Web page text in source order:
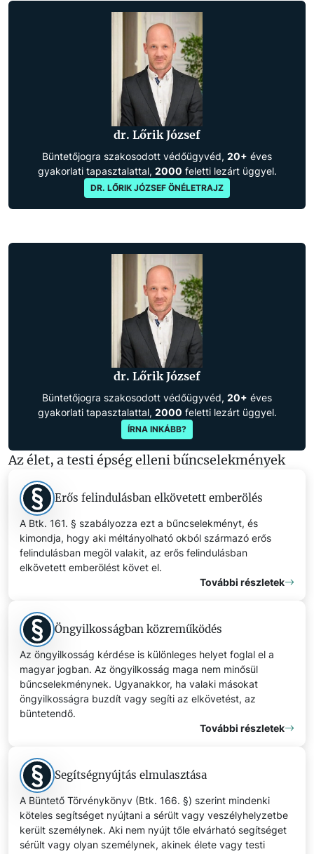
dr. Lőrik József
Büntetőjogra szakosodott védőügyvéd, 20+ éves
gyakorlati tapasztalattal, 2000 feletti lezárt üggyel.
DR. LŐRIK JÓZSEF ÖNÉLETRAJZ
dr. Lőrik József
Büntetőjogra szakosodott védőügyvéd, 20+ éves
gyakorlati tapasztalattal, 2000 feletti lezárt üggyel.
ÍRNA INKÁBB?
Az élet, a testi épség elleni bűncselekmények
Erős felindulásban elkövetett emberölés
A Btk. 161. § szabályozza ezt a bűncselekményt, és
kimondja, hogy aki méltányolható okból származó erős
felindulásban megöl valakit, az erős felindulásban
elkövetett emberölést követ el.
További részletek
Öngyilkosságban közreműködés
Az öngyilkosság kérdése is különleges helyet foglal el a
magyar jogban. Az öngyilkosság maga nem minősül
bűncselekménynek. Ugyanakkor, ha valaki másokat
öngyilkosságra buzdít vagy segíti az elkövetést, az
büntetendő.
További részletek
Segítségnyújtás elmulasztása
A Büntető Törvénykönyv (Btk. 166. §) szerint mindenki
köteles segítséget nyújtani a sérült vagy veszélyhelyzetbe
került személynek. Aki nem nyújt tőle elvárható segítséget
sérült vagy olyan személynek, akinek élete vagy testi